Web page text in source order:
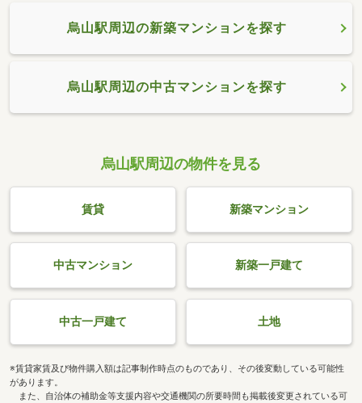
烏山駅周辺の新築マンションを探す
烏山駅周辺の中古マンションを探す
烏山駅周辺の物件を見る
賃貸 新築マンション
中古マンション 新築一戸建て
中古一戸建て 土地
※賃貸家賃及び物件購入額は記事制作時点のものであり、その後変動している可能性
があります。
また、自治体の補助金等支援内容や交通機関の所要時間も掲載後変更されている可